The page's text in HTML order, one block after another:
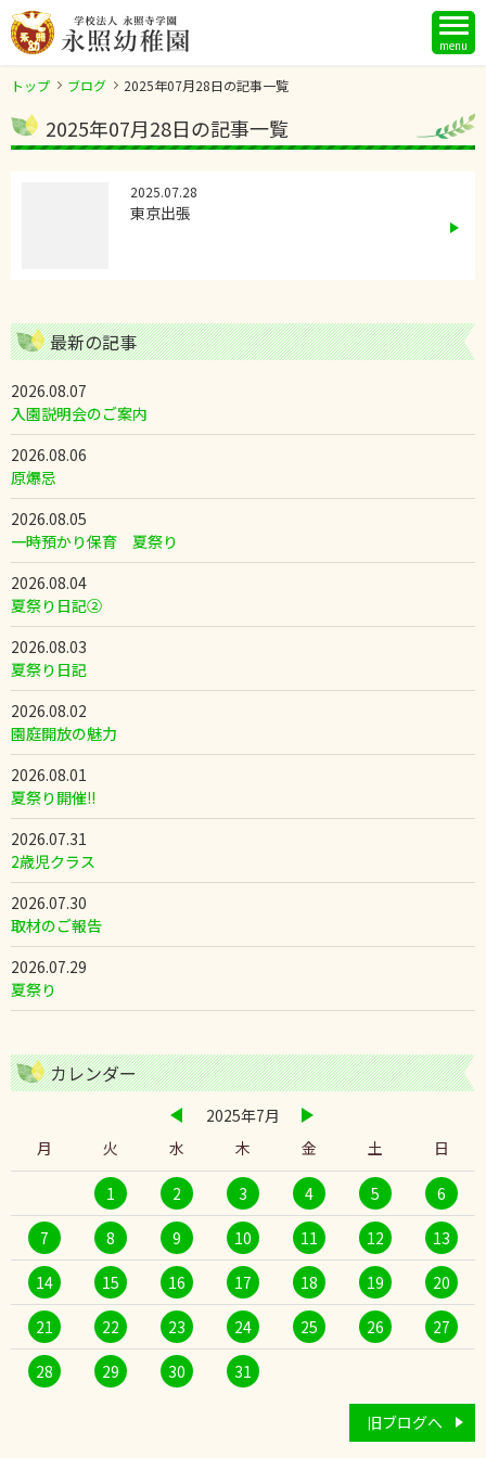
menu
トップ ブログ 2025年07月28日の記事一覧
2025年07月28日の記事一覧
2025.07.28
東京出張
最新の記事
2026.08.07
入園説明会のご案内
2026.08.06
原爆忌
2026.08.05
一時預かり保育 夏祭り
2026.08.04
夏祭り日記②
2026.08.03
夏祭り日記
2026.08.02
園庭開放の魅力
2026.08.01
夏祭り開催!!
2026.07.31
2歳児クラス
2026.07.30
取材のご報告
2026.07.29
夏祭り
カレンダー
2025年7月
月
火 水 木 金 土 日
1 2 3 4 5 6
7 8 9 10 11 12 13
14 15 16 17 18 19 20
21 22 23 24 25 26 27
28 29 30 31
旧ブログへ